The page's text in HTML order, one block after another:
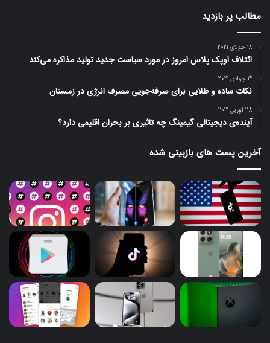
مطالب پر بازدید
18 جولای 2021
ائتلاف اوپک پلاس امروز در مورد سیاست جدید تولید مذاکره می‌کند
14 جولای 2021
نکات ساده و طلایی برای صرفه‌جویی مصرف انرژی در زمستان
28 آوریل 2021
آینده‌ی دیجیتالی گیمینگ چه تاثیری بر بحران اقلیمی دارد؟
آخرین پست های بازبینی شده